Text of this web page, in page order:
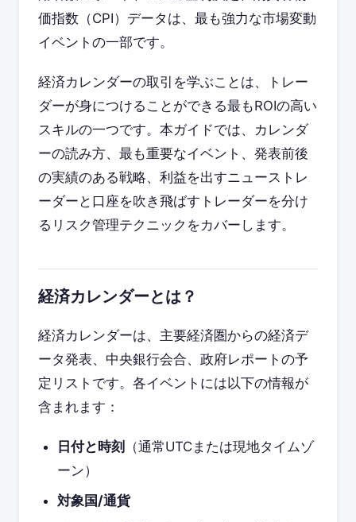
価指数（CPI）データは、最も強力な市場変動
イベントの一部です。
経済カレンダーの取引を学ぶことは、トレー
ダーが身につけることができる最もROIの高い
スキルの一つです。本ガイドでは、カレンダ
ーの読み方、最も重要なイベント、発表前後
の実績のある戦略、利益を出すニューストレ
ーダーと口座を吹き飛ばすトレーダーを分け
るリスク管理テクニックをカバーします。
経済カレンダーとは？
経済カレンダーは、主要経済圏からの経済デ
ータ発表、中央銀行会合、政府レポートの予
定リストです。各イベントには以下の情報が
含まれます：
日付と時刻
（通常UTCまたは現地タイムゾ
ーン）
対象国/通貨